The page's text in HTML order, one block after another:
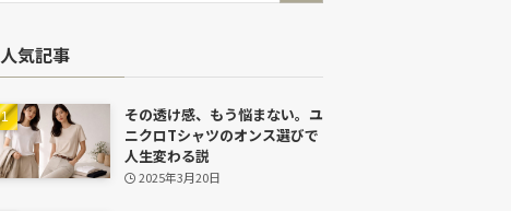
人気記事
その透け感、もう悩まない。ユ
ニクロTシャツのオンス選びで
人生変わる説
2025年3月20日